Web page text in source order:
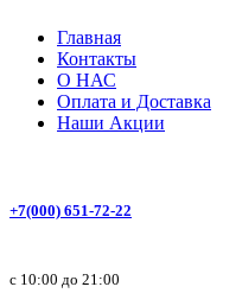
Главная
Контакты
О НАС
Оплата и Доставка
Наши Акции
+7(000) 651-72-22
с 10:00 до 21:00